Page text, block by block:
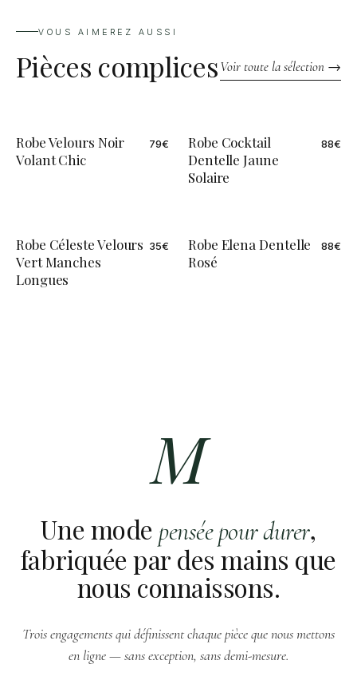
demande avec soin et réactivité.
VOUS AIMEREZ AUSSI
Pièces complicesVoir toute la sélection →
ÉDITION LIMITÉE
Robe Velours Noir
Volant Chic
79€
Robe Cocktail
Dentelle Jaune
Solaire
88€
Robe Céleste Velours
Vert Manches
Longues
35€ ÉDITION LIMITÉE
Robe Elena Dentelle
Rosé
88€
M
Une mode pensée pour durer,
fabriquée par des mains que
nous connaissons.
Trois engagements qui définissent chaque pièce que nous mettons
en ligne — sans exception, sans demi-mesure.